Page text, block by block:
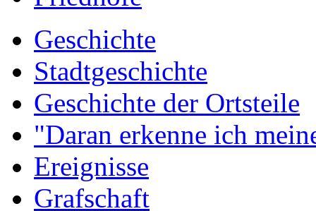
Geschichte
Stadtgeschichte
Geschichte der Ortsteile
"Daran erkenne ich
Ereignisse
Grafschaft